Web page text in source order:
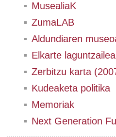
MusealiaK
ZumaLAB
Aldundiaren
Elkarte
Zerbitzu karta
Kudeaketa politika
Memoriak
Next Generation